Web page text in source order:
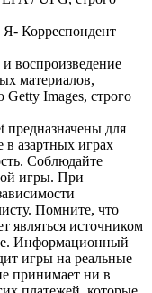
Я- Корреспондент
воспроизведение
материалов,
Images, строго
предназначены для
в азартных играх
Соблюдайте
игры. При
Помните, что
являться источником
Информационный
игры на реальные
принимает ни в